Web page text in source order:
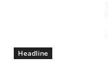
Headline